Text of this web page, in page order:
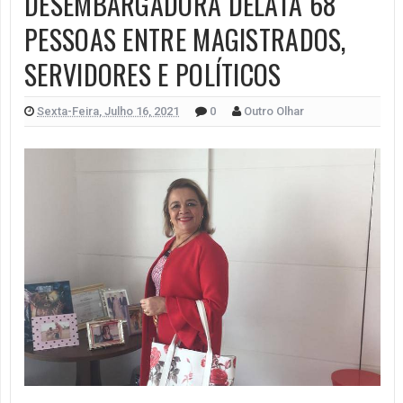
PESSOAS ENTRE MAGISTRADOS,
SERVIDORES E POLÍTICOS
Sexta-Feira, Julho 16, 2021 0 Outro Olhar